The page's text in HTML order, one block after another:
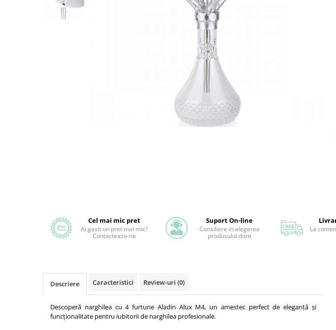
Cel mai mic pret
Ai gasit un pret mai mic?
Contacteaza-ne
Suport On-line
Consiliere in alegerea
produsului dorit
La
Descriere Caracteristici Review-uri (0)
Descoperă narghilea cu 4 furtune Aladin Alux M4, un amestec perfect de eleganță și
funcționalitate pentru iubitorii de narghilea profesionale.